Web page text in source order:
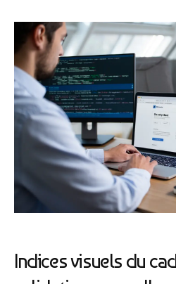
Indices visuels du